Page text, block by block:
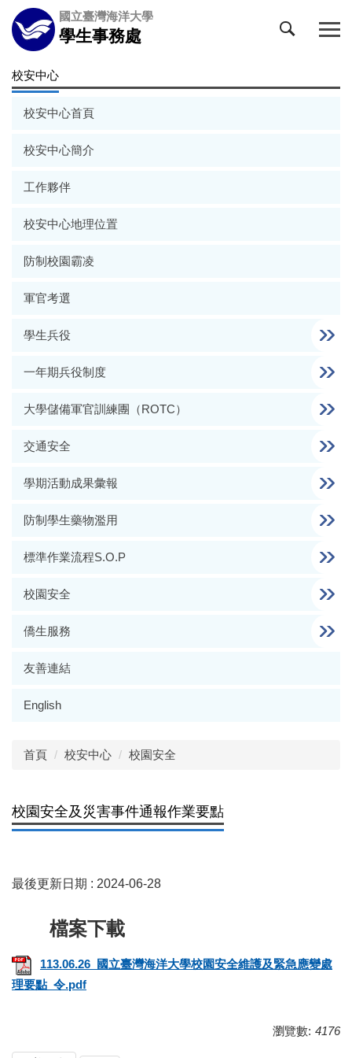
跳
到
主
內
國立臺灣海洋大學
學生事務處
校安中心
校安中心首頁
校安中心簡介
工作夥伴
校安中心地理位置
防制校園霸凌
軍官考選
學生兵役
一年期兵役制度
大學儲備軍官訓練團（ROTC）
交通安全
學期活動成果彙報
防制學生藥物濫用
標準作業流程S.O.P
校園安全
僑生服務
友善連結
English
首頁 校安中心 校園安全
校園安全及災害事件通報作業要點
最後更新日期 : 2024-06-28
113.06.26_國立臺灣海洋大學校園安全維護及緊急應變處
理要點_令.pdf
瀏覽數: 4176